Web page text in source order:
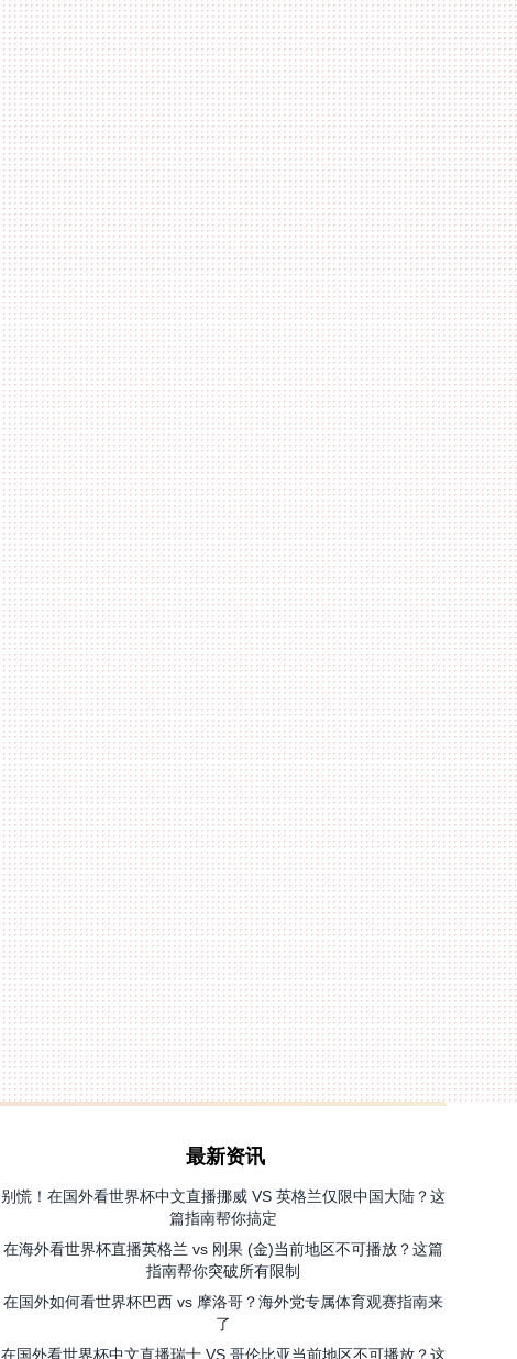
最新资讯
别慌！在国外看世界杯中文直播挪威 VS 英格兰仅限中国大陆？这
篇指南帮你搞定
在海外看世界杯直播英格兰 vs 刚果 (金)当前地区不可播放？这篇
指南帮你突破所有限制
在国外如何看世界杯巴西 vs 摩洛哥？海外党专属体育观赛指南来
了
在国外看世界杯中文直播瑞士 VS 哥伦比亚当前地区不可播放？这